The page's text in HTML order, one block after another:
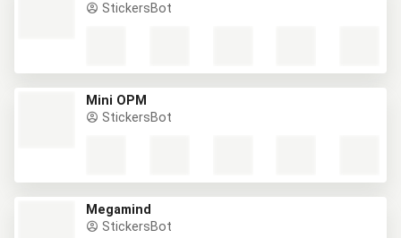
StickersBot
Mini OPM
StickersBot
Megamind
StickersBot